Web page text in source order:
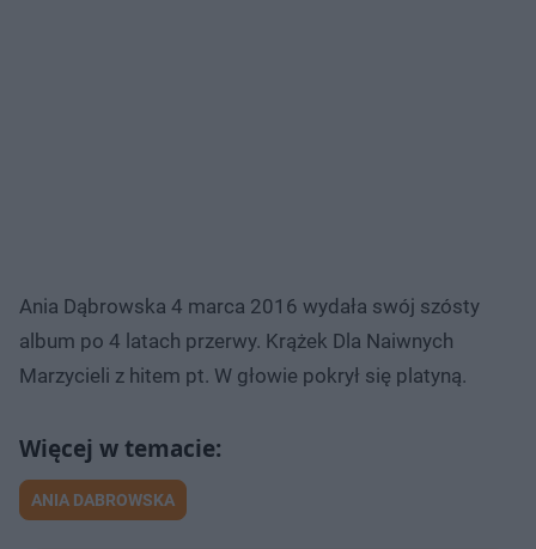
Ania Dąbrowska 4 marca 2016 wydała swój szósty
album po 4 latach przerwy. Krążek Dla Naiwnych
Marzycieli z hitem pt. W głowie pokrył się platyną.
ANIA DABROWSKA